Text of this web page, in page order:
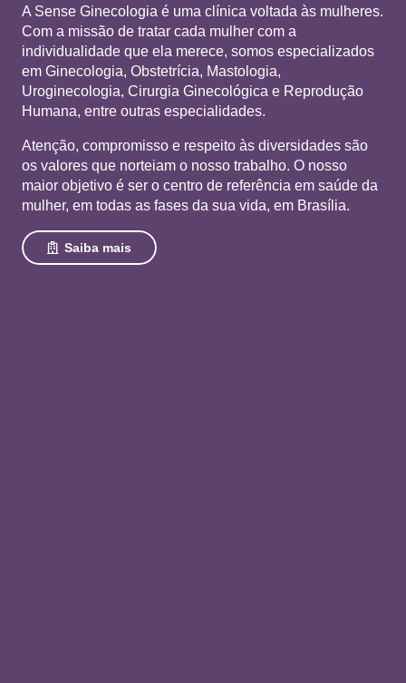
A Sense Ginecologia é uma clínica voltada às mulheres.
Com a missão de tratar cada mulher com a
individualidade que ela merece, somos especializados
em Ginecologia, Obstetrícia, Mastologia,
Uroginecologia, Cirurgia Ginecológica e Reprodução
Humana, entre outras especialidades.
Atenção, compromisso e respeito às diversidades são
os valores que norteiam o nosso trabalho. O nosso
maior objetivo é ser o centro de referência em saúde da
mulher, em todas as fases da sua vida, em Brasília.
Saiba mais